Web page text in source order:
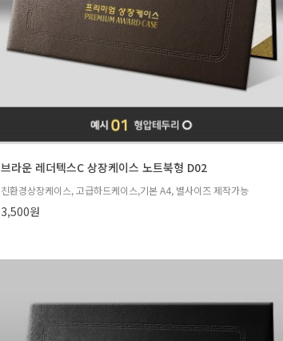
브라운 레더텍스C 상장케이스 노트북형 D02
친환경상장케이스, 고급하드케이스,기본 A4, 별사이즈 제작가능
3,500원